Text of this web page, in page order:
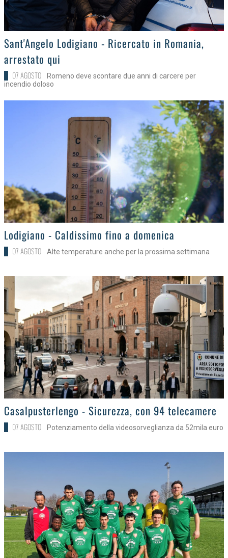
>
Sant'Angelo Lodigiano - Ricercato in Romania,
arrestato qui
07 AGOSTO
Romeno deve scontare due anni di carcere per
incendio doloso
>Lodigiano - Caldissimo fino a domenica
07 AGOSTO Alte temperature anche per la prossima settimana
>
Casalpusterlengo - Sicurezza, con 94 telecamere
07 AGOSTO Potenziamento della videosorveglianza da 52mila euro